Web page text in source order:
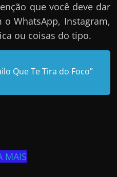
que você deve dar
WhatsApp, Instagram,
ou coisas do tipo.
Que Te Tira do Foco”
MAIS